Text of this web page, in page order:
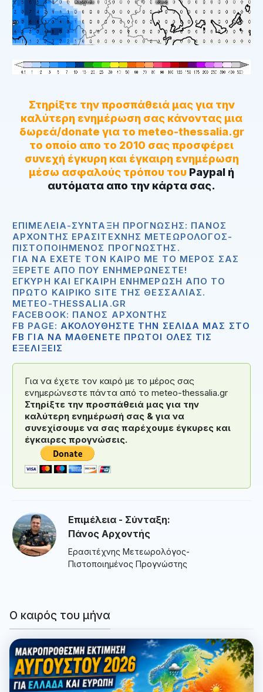
Στηρίξτε την προσπάθειά μας για την
καλύτερη ενημέρωση σας κάνοντας μια
δωρεά/donate για το meteo-thessalia.gr
το οποίο απο το 2010 σας προσφέρει
συνεχή έγκυρη και έγκαιρη ενημέρωση
μέσω ασφαλούς τρόπου του Paypal ή
αυτόματα απο την κάρτα σας.
ΕΠΙΜΈΛΕΙΑ-ΣΎΝΤΑΞΗ ΠΡΌΓΝΩΣΗΣ: ΠΆΝΟΣ
ΑΡΧΟΝΤΉΣ ΕΡΑΣΙΤΈΧΝΗΣ ΜΕΤΕΩΡΟΛΌΓΟΣ-
ΠΙΣΤΟΠΟΙΗΜΈΝΟΣ ΠΡΟΓΝΏΣΤΗΣ.
ΓΙΑ ΝΑ ΈΧΕΤΕ ΤΟΝ ΚΑΙΡΌ ΜΕ ΤΟ ΜΈΡΟΣ ΣΑΣ
ΞΈΡΕΤΕ ΑΠΟ ΠΟΥ ΕΝΗΜΕΡΏΝΕΣΤΕ!
ΈΓΚΥΡΗ ΚΑΙ ΈΓΚΑΙΡΗ ΕΝΗΜΈΡΩΣΗ ΑΠΟ ΤΟ
ΠΡΏΤΟ ΚΑΙΡΙΚΌ SITE ΤΗΣ ΘΕΣΣΑΛΊΑΣ.
METEO-THESSALIA.GR
FACEBOOK: ΠΆΝΟΣ ΑΡΧΟΝΤΉΣ
FB PAGE: ΑΚΟΛΟΥΘΗΣΤΕ ΤΗΝ ΣΕΛΙΔΑ ΜΑΣ ΣΤΟ
FB ΓΙΑ ΝΑ ΜΑΘΕΝΕΤΕ ΠΡΩΤΟΙ ΟΛΕΣ ΤΙΣ
ΕΞΕΛΙΞΕΙΣ
Για να έχετε τον καιρό με το μέρος σας
ενημερώνεστε πάντα από το meteo-thessalia.gr
Στηρίξτε την προσπάθειά μας για την
καλύτερη ενημέρωσή σας & για να
συνεχίσουμε να σας παρέχουμε έγκυρες και
έγκαιρες προγνώσεις.
Επιμέλεια - Σύνταξη:
Πάνος Αρχοντής
Ερασιτέχνης Μετεωρολόγος-
Πιστοποιημένος Προγνώστης
Ο καιρός του μήνα